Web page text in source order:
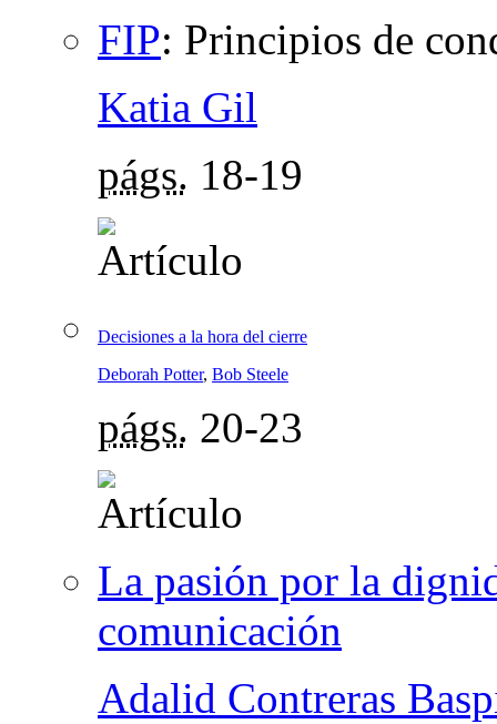
FIP: Principios de
Katia Gil
págs. 18-19
Decisiones a la hora del cierre
Deborah Potter, Bob Steele
págs. 20-23
La pasión por la
comunicación
Adalid Contreras